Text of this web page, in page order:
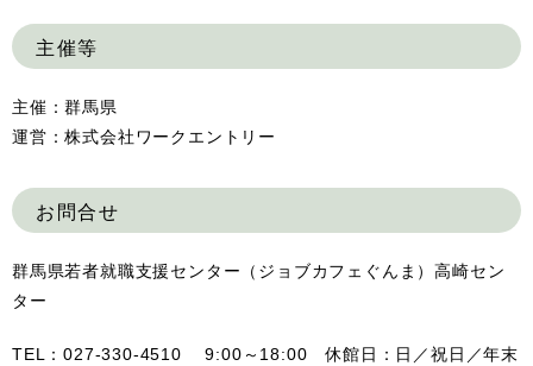
主催等
主催：群馬県
運営：株式会社ワークエントリー
お問合せ
群馬県若者就職支援センター（ジョブカフェぐんま）高崎セン
ター
TEL：027-330-4510 9:00～18:00 休館日：日／祝日／年末